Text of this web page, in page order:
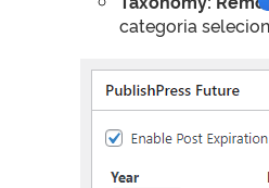
categoria